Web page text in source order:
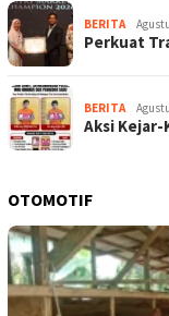
BERITA
Perkuat
BERITA
Aksi
OTOMOTIF